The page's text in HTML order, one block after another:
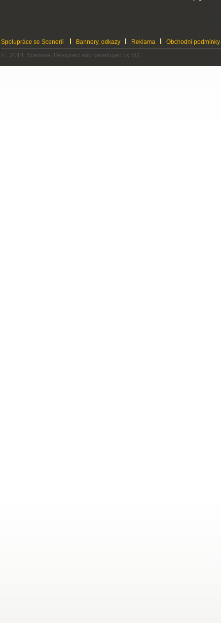
Spolupráce se Scenerií Bannery, odkazy Reklama
Obchodní podmínky
© 2014 Scenerie, Designed and developed by 5Q